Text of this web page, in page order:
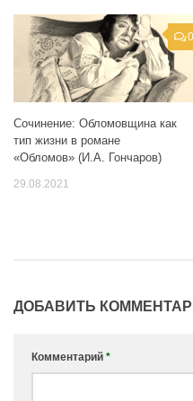
0
Сочинение: Обломовщина как
тип жизни в романе
«Обломов» (И.А. Гончаров)
29.08.2021
ДОБАВИТЬ
Комментарий *